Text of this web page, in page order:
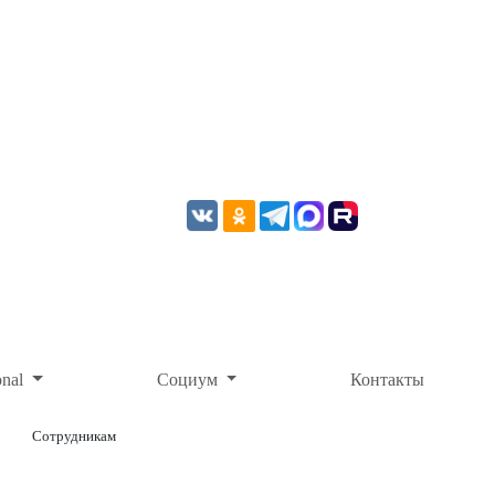
Социум Контакты
Сотрудникам